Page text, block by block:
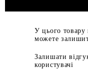
У цього товару
можете
Залишати
користувачі